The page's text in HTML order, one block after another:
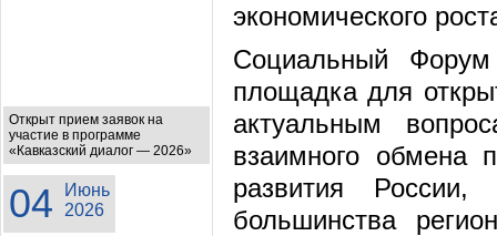
Открыт прием заявок на
участие в программе
«Кавказский диалог — 2026»
04
Июнь
2026
экономического
Социальный Форум
площадка для
актуальным
взаимного обмена
развития России,
большинства